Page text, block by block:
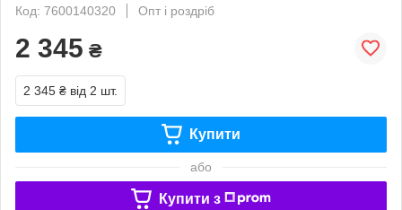
Код: 7600140320
Опт і роздріб
2 345 ₴
2 345 ₴ від 2 шт.
Купити
або
Купити з